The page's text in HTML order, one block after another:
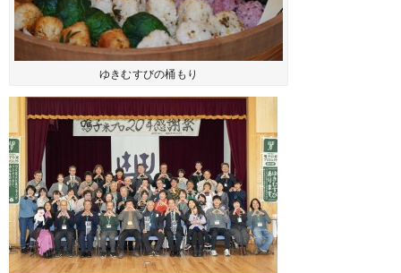
ゆきむすびの桶もり